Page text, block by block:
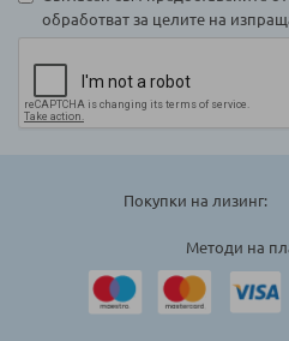
обработват за целите на
Покупки на лизинг:
Методи на